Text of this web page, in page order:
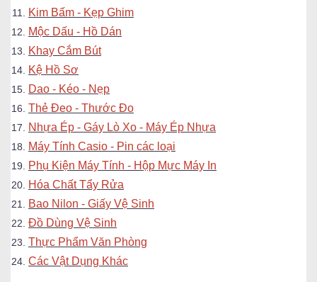
Kim Bấm - Kẹp Ghim
Mộc Dấu - Hồ Dán
Khay Cắm Bút
Kệ Hồ Sơ
Dao - Kéo - Nẹp
Thẻ Đeo - Thước Đo
Nhựa Ép - Gáy Lò Xo - Máy Ép Nhựa
Máy Tính Casio - Pin các loại
Phụ Kiện Máy Tính - Hộp Mực Máy In
Hóa Chất Tẩy Rửa
Bao Nilon - Giấy Vệ Sinh
Đồ Dùng Vệ Sinh
Thực Phẩm Văn Phòng
Các Vật Dụng Khác